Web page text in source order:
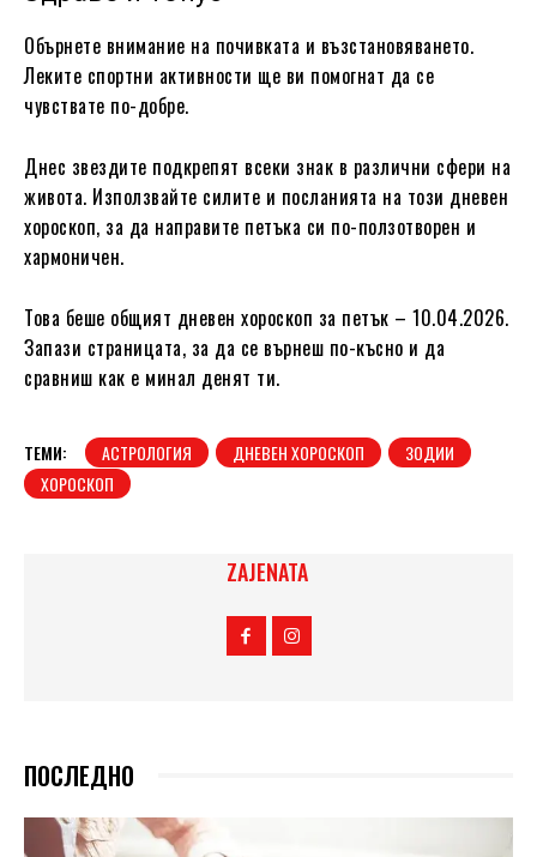
Обърнете внимание на почивката и възстановяването.
Леките спортни активности ще ви помогнат да се
чувствате по-добре.
Днес звездите подкрепят всеки знак в различни сфери на
живота. Използвайте силите и посланията на този дневен
хороскоп, за да направите петъка си по-ползотворен и
хармоничен.
Това беше общият дневен хороскоп за петък – 10.04.2026.
Запази страницата, за да се върнеш по-късно и да
сравниш как е минал денят ти.
ТЕМИ: АСТРОЛОГИЯ ДНЕВЕН ХОРОСКОП
ЗОДИИ
ХОРОСКОП
ZAJENATA
ПОСЛЕДНО